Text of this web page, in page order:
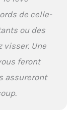
de celle-
ou des
visser. Une
feront
assureront